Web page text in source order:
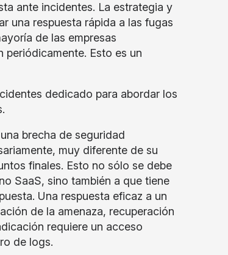
ante incidentes. La estrategia y
una respuesta rápida a las fugas
de las empresas
periódicamente. Esto es un
dedicado para abordar los
brecha de seguridad
muy diferente de su
finales. Esto no sólo se debe
SaaS, sino también a que tiene
Una respuesta eficaz a un
de la amenaza, recuperación
requiere un acceso
de logs.